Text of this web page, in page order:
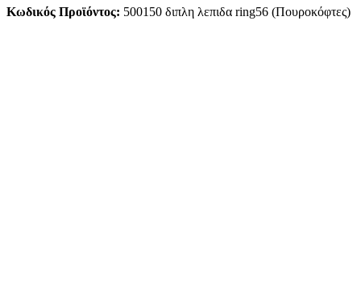
Κωδικός Προϊόντος: 500150 διπλη λεπιδα ring56 (Πουροκόφτες)